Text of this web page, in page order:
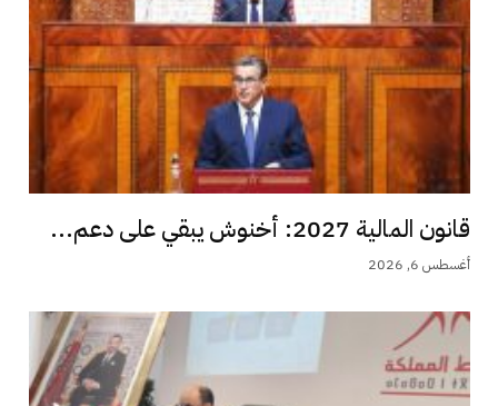
قانون المالية 2027: أخنوش يبقي على دعم...
أغسطس 6, 2026